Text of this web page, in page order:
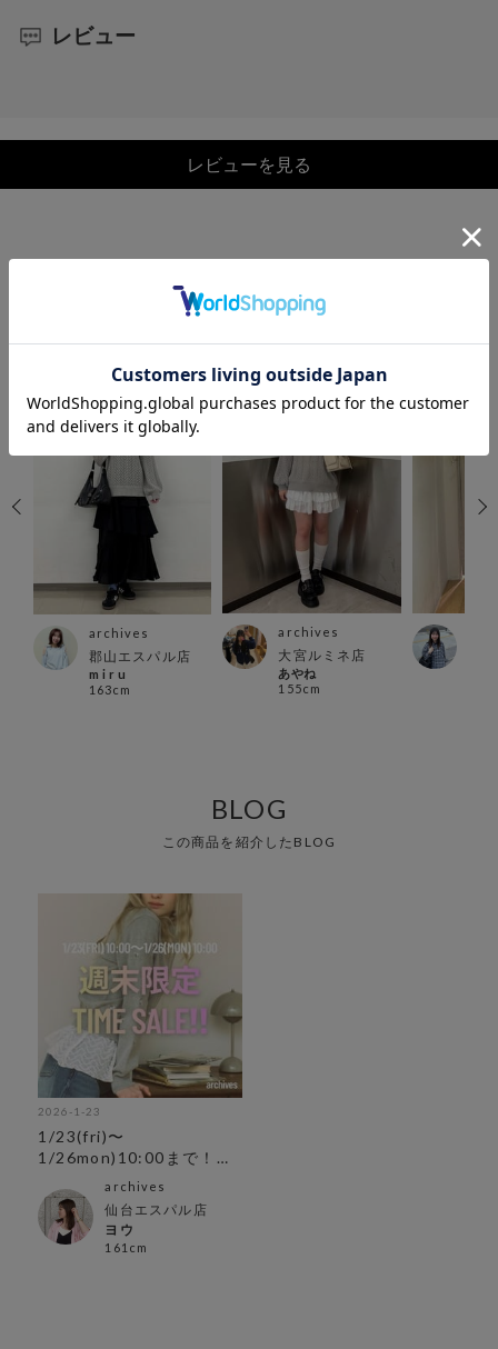
レビュー
レビューを見る
COORDINATE
archives
郡山エスパル店
m i r u
163cm
archives
大宮ルミネ店
あやね
155cm
BLOG
この商品を紹介したBLOG
2026-1-23
1/23(fri)〜
1/26mon)10:00まで！週
末限定TIME SALE‼︎
archives
仙台エスパル店
ヨウ
161cm